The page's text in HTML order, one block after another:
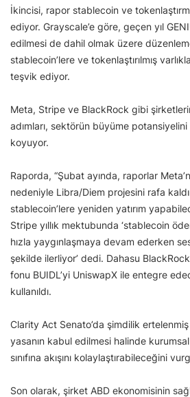
İkincisi, rapor stablecoin ve
ediyor. Grayscale’e göre, geçen yıl
edilmesi de dahil olmak üzere
stablecoin’lere ve tokenlaştırılmış
teşvik ediyor.
Meta, Stripe ve BlackRock gibi
adımları, sektörün büyüme
koyuyor.
Raporda, “Şubat ayında, raporlar
nedeniyle Libra/Diem projesini rafa
stablecoin’lere yeniden yatırım
Stripe yıllık mektubunda ‘stablecoin
hızla yaygınlaşmaya devam ederken
şekilde ilerliyor’ dedi. Dahasu
fonu BUIDL’yi UniswapX ile entegre
kullanıldı.
Clarity Act Senato’da şimdilik
yasanın kabul edilmesi halinde
sınıfına akışını kolaylaştırabileceğini
Son olarak, şirket ABD ekonomisinin